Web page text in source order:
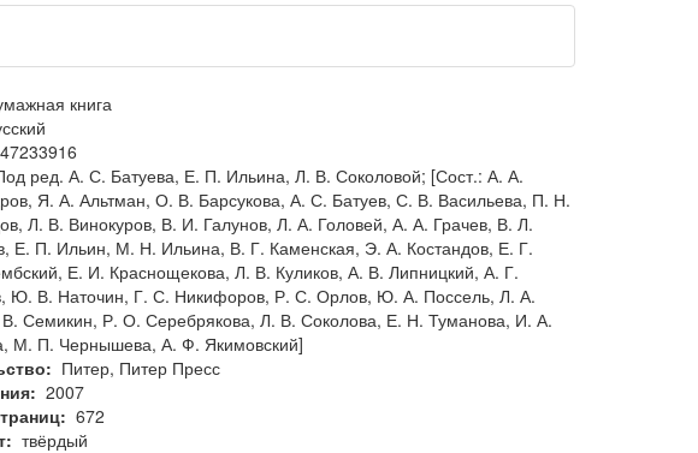
книга
ред. А. С. Батуева, Е. П. Ильина, Л. В. Соколовой; [Сост.: А. А.
Я. А. Альтман, О. В. Барсукова, А. С. Батуев, С. В. Васильева, П. Н.
Л. В. Винокуров, В. И. Галунов, Л. А. Головей, А. А. Грачев, В. Л.
Е. П. Ильин, М. Н. Ильина, В. Г. Каменская, Э. А. Костандов, Е. Г.
Е. И. Краснощекова, Л. В. Куликов, А. В. Липницкий, А. Г.
Ю. В. Наточин, Г. С. Никифоров, Р. С. Орлов, Ю. А. Поссель, Л. А.
Семикин, Р. О. Серебрякова, Л. В. Соколова, Е. Н. Туманова, И. А.
М. П. Чернышева, А. Ф. Якимовский]
Питер, Питер Пресс
2007
672
твёрдый